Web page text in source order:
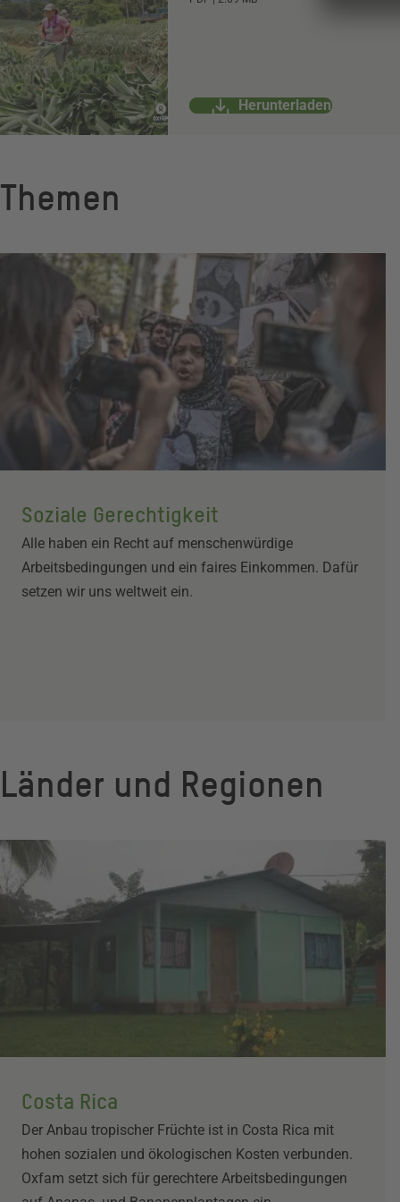
Herunterladen
Themen
Soziale Gerechtigkeit
Alle haben ein Recht auf menschenwürdige
Arbeitsbedingungen und ein faires Einkommen. Dafür
setzen wir uns weltweit ein.
Länder und Regionen
Costa Rica
Der Anbau tropischer Früchte ist in Costa Rica mit
hohen sozialen und ökologischen Kosten verbunden.
Oxfam setzt sich für gerechtere Arbeitsbedingungen